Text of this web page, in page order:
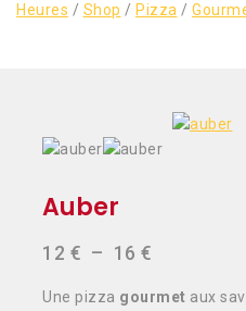
Heures / Shop / Pizza /
Auber
12 € – 16 €
Une pizza gourmet aux